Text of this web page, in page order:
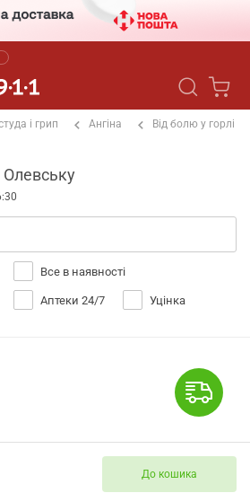
і грип Ангіна Від болю у горлі
Олевську
Все в наявності
Аптеки 24/7 Уцінка
До кошика